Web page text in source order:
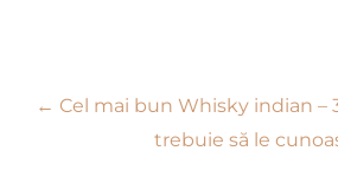
Navigare
← Cel mai bun Whisky indian –
trebuie să le